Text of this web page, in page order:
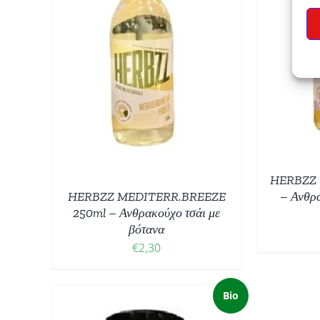
HERBZZ MEDITERR.BREEZE
250ml – Ανθρακούχο τσάι με
βότανα
€2,30
ΠΡΟΣΘΉΚΗ ΣΤΟ ΚΑΛΆΘΙ
ΛΕΠΤΟΜΈΡΕΙΕΣ
–
Bio